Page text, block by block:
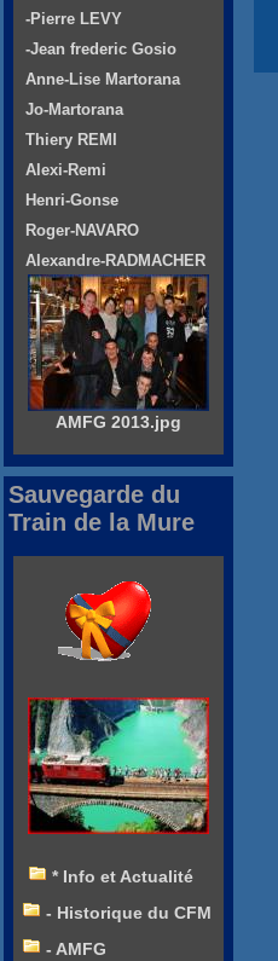
-Pierre LEVY
-Jean frederic Gosio
Anne-Lise Martorana
Jo-Martorana
Thiery REMI
Alexi-Remi
Henri-Gonse
Roger-NAVARO
Alexandre-RADMACHER
AMFG 2013.jpg
Sauvegarde du
Train de la Mure
* Info et Actualité
- Historique du CFM
- AMFG